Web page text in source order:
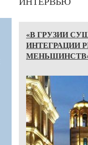
«В ГРУЗИИ
ИНТЕГРАЦИИ